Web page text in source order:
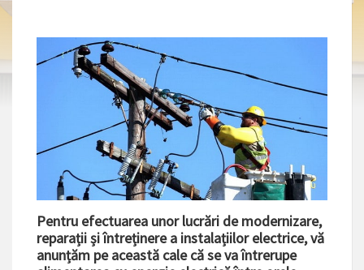
Pentru efectuarea unor lucrări de modernizare,
reparații și întreținere a instalațiilor electrice, vă
anunțăm pe această cale că se va întrerupe